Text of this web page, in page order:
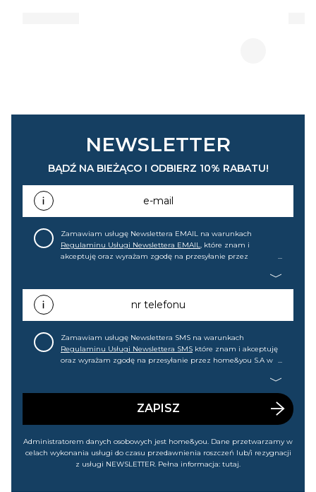
NEWSLETTER
BĄDŹ NA BIEŻĄCO I ODBIERZ 10% RABATU!
e-mail
Zamawiam usługę Newslettera EMAIL na warunkach
Regulaminu Usługi Newslettera EMAIL, które znam i
akceptuję oraz wyrażam zgodę na przesyłanie przez
promocjach, wyprzedażach). Wiem, że mogę tę zgodę w
każdej chwili cofnąć.nr telefonu
Zamawiam usługę Newslettera SMS na warunkach
Regulaminu Usługi Newslettera SMS które znam i akceptuję
oraz wyrażam zgodę na przesyłanie przez home&you S.A w
wyprzedażach). Wiem, że mogę tę zgodę w każdej chwili
ZAPISZ
Administratorem danych osobowych jest home&you. Dane przetwarzamy w
celach wykonania usługi do czasu przedawnienia roszczeń lub/i rezygnacji
z usługi NEWSLETTER. Pełna informacja: tutaj.